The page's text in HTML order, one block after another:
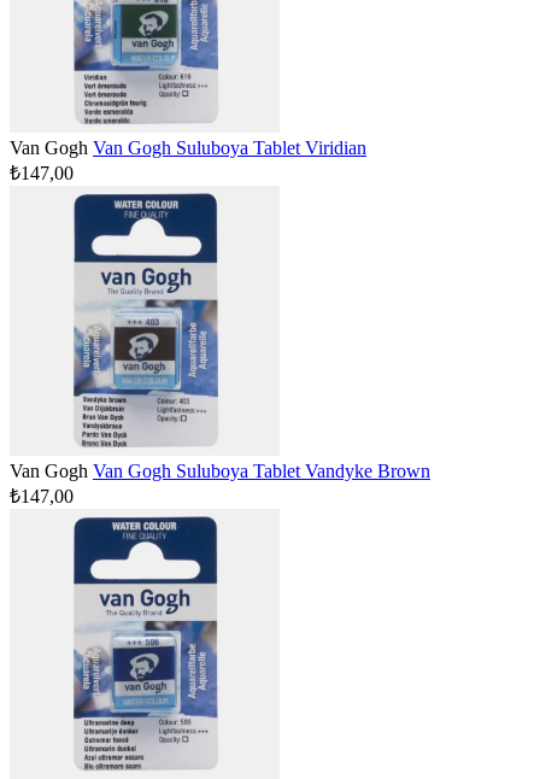
Van Gogh Van Gogh Suluboya Tablet Viridian
₺147,00
Van Gogh Van Gogh Suluboya Tablet Vandyke Brown
₺147,00